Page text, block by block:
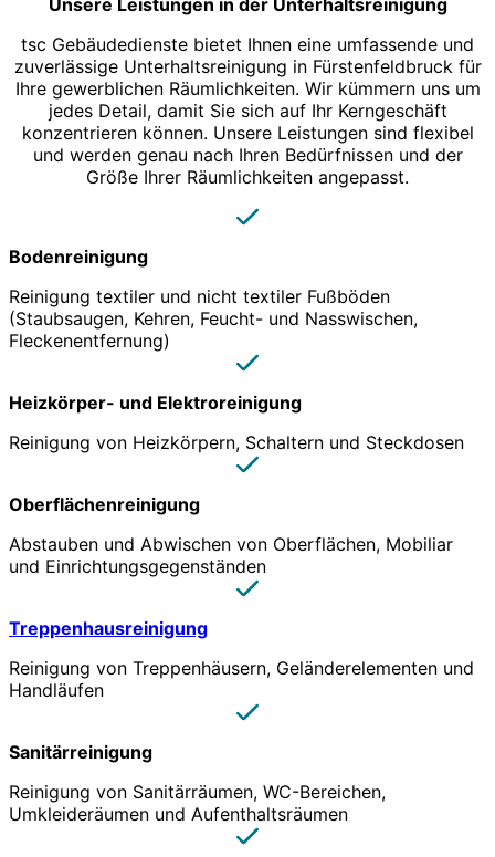
Unsere Leistungen in der Unterhaltsreinigung
tsc Gebäudedienste bietet Ihnen eine umfassende und
zuverlässige Unterhaltsreinigung in Fürstenfeldbruck für
Ihre gewerblichen Räumlichkeiten. Wir kümmern uns um
jedes Detail, damit Sie sich auf Ihr Kerngeschäft
konzentrieren können. Unsere Leistungen sind flexibel
und werden genau nach Ihren Bedürfnissen und der
Größe Ihrer Räumlichkeiten angepasst.
Bodenreinigung
Reinigung textiler und nicht textiler Fußböden
(Staubsaugen, Kehren, Feucht- und Nasswischen,
Fleckenentfernung)
Heizkörper- und Elektroreinigung
Reinigung von Heizkörpern, Schaltern und Steckdosen
Oberflächenreinigung
Abstauben und Abwischen von Oberflächen, Mobiliar
und Einrichtungsgegenständen
Treppenhausreinigung
Reinigung von Treppenhäusern, Geländerelementen und
Handläufen
Sanitärreinigung
Reinigung von Sanitärräumen, WC-Bereichen,
Umkleideräumen und Aufenthaltsräumen